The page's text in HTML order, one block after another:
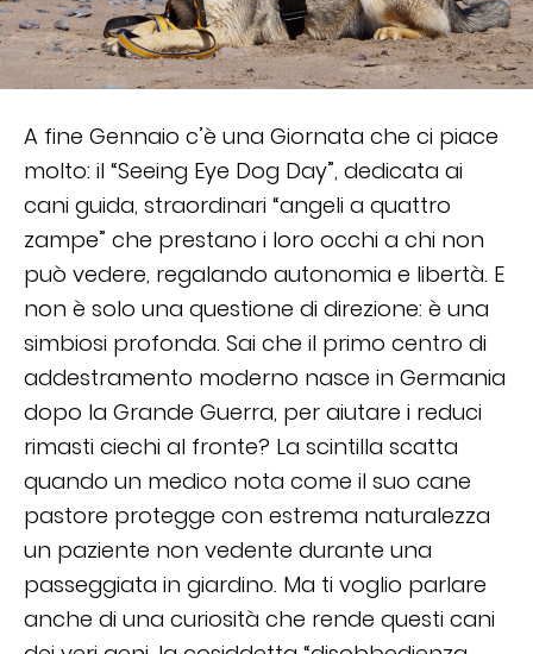
A fine Gennaio c’è una Giornata che ci piace
molto: il “Seeing Eye Dog Day”, dedicata ai
cani guida, straordinari “angeli a quattro
zampe” che prestano i loro occhi a chi non
può vedere, regalando autonomia e libertà. E
non è solo una questione di direzione: è una
simbiosi profonda. Sai che il primo centro di
addestramento moderno nasce in Germania
dopo la Grande Guerra, per aiutare i reduci
rimasti ciechi al fronte? La scintilla scatta
quando un medico nota come il suo cane
pastore protegge con estrema naturalezza
un paziente non vedente durante una
passeggiata in giardino. Ma ti voglio parlare
anche di una curiosità che rende questi cani